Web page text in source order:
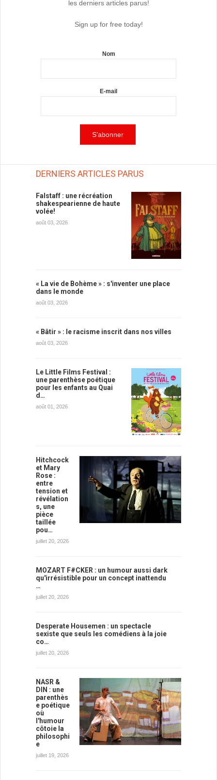
les derniers articles parus!
Sign up for free today!
Nom
E-mail
DERNIERS ARTICLES PARUS
Falstaff : une récréation
shakespearienne de haute
volée!
août 03, 2026
« La vie de Bohème » : s'inventer une place
dans le monde
août 03, 2026
« Bâtir » : le racisme inscrit dans nos villes
août 03, 2026
Le Little Films Festival :
une parenthèse poétique
pour les enfants au Quai
d…
août 01, 2026
Hitchcock
et Mary
Rose :
entre
tension et
révélation
s, une
pièce
taillée
pou…
juillet 20, 2026
MOZART F#CKER : un humour aussi dark
qu'irrésistible pour un concept inattendu
…
juillet 20, 2026
Desperate Housemen : un spectacle
sexiste que seuls les comédiens à la joie
co…
juillet 20, 2026
NASR &
DIN : une
parenthès
e poétique
où
l'humour
côtoie la
philosophi
e
juillet 19, 2026